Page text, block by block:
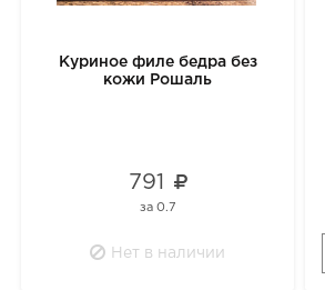
Куриное филе бедра без
кожи Рошаль
791
за 0.7
Нет в наличии